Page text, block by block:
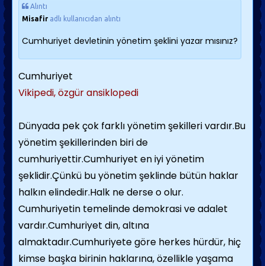
Alıntı
Misafir adlı kullanıcıdan alıntı
Cumhuriyet devletinin yönetim şeklini yazar mısınız?
Cumhuriyet
Vikipedi, özgür ansiklopedi
Dünyada pek çok farklı yönetim şekilleri vardır.Bu
yönetim şekillerinden biri de
cumhuriyettir.Cumhuriyet en iyi yönetim
şeklidir.Çünkü bu yönetim şeklinde bütün haklar
halkın elindedir.Halk ne derse o olur.
Cumhuriyetin temelinde demokrasi ve adalet
vardır.Cumhuriyet din, altına
almaktadır.Cumhuriyete göre herkes hürdür, hiç
kimse başka birinin haklarına, özellikle yaşama